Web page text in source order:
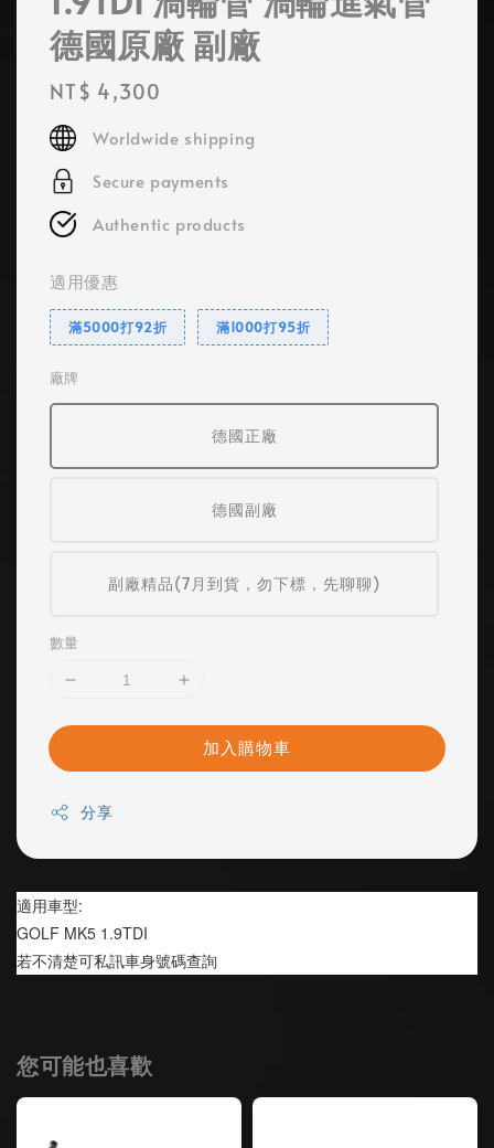
德國原廠 副廠
Regular
price
NT$ 4,300
Worldwide shipping
Secure payments
Authentic products
適用優惠
滿5000打92折 滿1000打95折
廠牌
德國正廠
德國副廠
副廠精品(7月到貨，勿下標，先聊聊)
數量
加入購物車
分享
適用車型:
GOLF MK5 1.9TDI
若不清楚可私訊車身號碼查詢
您可能也喜歡